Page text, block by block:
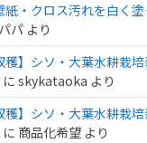
紙・クロス汚れを白く
パ より
穫】シソ・大葉水耕栽
に skykataoka より
穫】シソ・大葉水耕栽
に 商品化希望 より